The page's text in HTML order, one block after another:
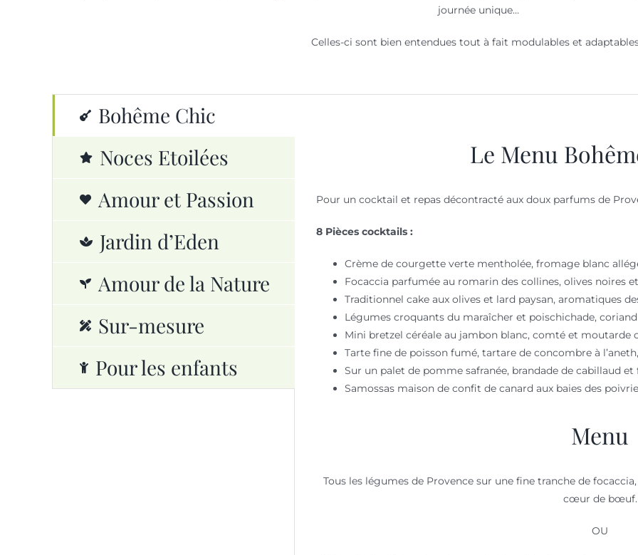
journée unique…
Celles-ci sont bien entendues tout à fait modulables et
Bohême Chic
Noces Etoilées
Amour et Passion
Jardin d’Eden
Amour de la Nature
Sur-mesure
Pour les enfants
Le Menu
Pour un cocktail et repas décontracté aux doux parfums de
8 Pièces cocktails :
Crème de courgette verte mentholée, fromage blanc
Focaccia parfumée au romarin des collines, olives noires
Traditionnel cake aux olives et lard paysan, aromatiques
Légumes croquants du maraîcher et poischichade,
Mini bretzel céréale au jambon blanc, comté et moutarde
Tarte fine de poisson fumé, tartare de concombre à
Sur un palet de pomme safranée, brandade de cabillaud
Samossas maison de confit de canard aux baies des
Menu
Tous les légumes de Provence sur une fine tranche de
cœur de bœuf.
OU